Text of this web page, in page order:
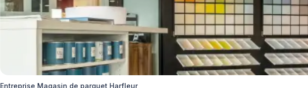
Entreprise Magasin de parquet Harfleur